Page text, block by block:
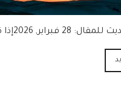
فبراير, 2026إذا كنت تبحث عن…